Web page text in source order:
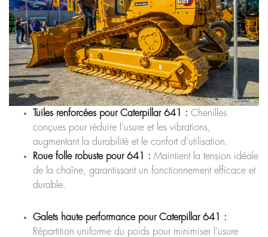
Tuiles renforcées pour Caterpillar 641 : Chenilles
conçues pour réduire l’usure et les vibrations,
augmentant la durabilité et le confort d’utilisation.
Roue folle robuste pour 641 : Maintient la tension idéale
de la chaîne, garantissant un fonctionnement efficace et
durable.
Galets haute performance pour Caterpillar 641 :
Répartition uniforme du poids pour minimiser l’usure